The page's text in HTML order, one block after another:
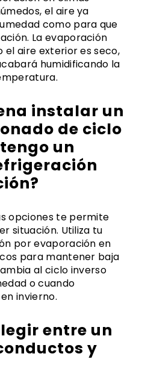
el aire ya
como para que
La evaporación
el aire exterior es seco,
humidificando la
instalar un
de ciclo
un
opciones te permite
situación. Utiliza tu
por evaporación en
para mantener baja
al ciclo inverso
o cuando
invierno.
entre un
y